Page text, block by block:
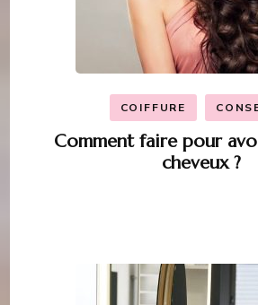
COIFFURE
Comment faire pour
cheveux ?